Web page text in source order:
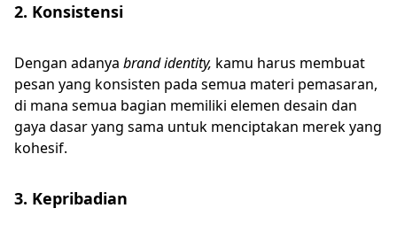
2. Konsistensi
Dengan adanya brand identity, kamu harus membuat
pesan yang konsisten pada semua materi pemasaran,
di mana semua bagian memiliki elemen desain dan
gaya dasar yang sama untuk menciptakan merek yang
kohesif.
3. Kepribadian